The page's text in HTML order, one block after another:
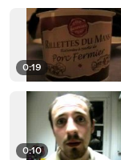
0:19
0:10